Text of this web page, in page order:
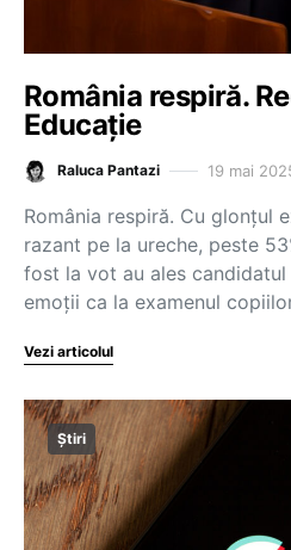
România respiră.
Educație
Raluca Pantazi 19 mai
România respiră. Cu glonțul
razant pe la ureche, peste
fost la vot au ales candidatul
emoții ca la examenul
Vezi articolul
Știri